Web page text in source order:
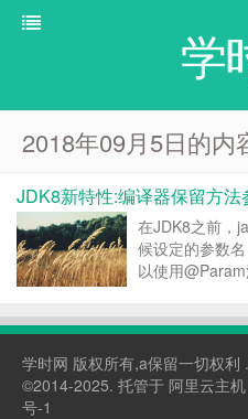
学
2018年09月5日的内
JDK8新特性:编译器保留方法
在JDK8之前，
候设定的参数
以使用
学时网 版权所有,a保留一切权利 .
©2014-2025. 托管于 阿里云主机
号-1